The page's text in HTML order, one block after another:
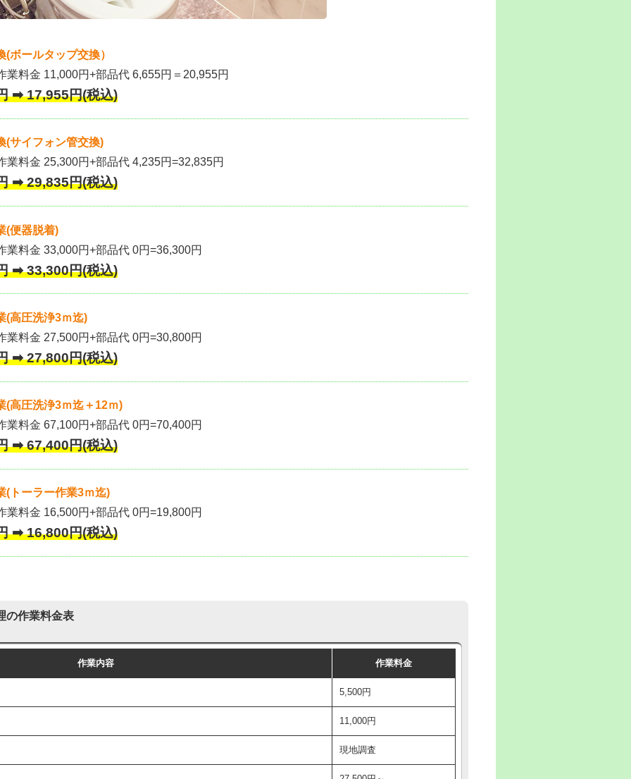
ボールタップ交換）
業料金 11,000円+部品代 6,655円＝20,955円
➡ 17,955円(税込)
(サイフォン管交換)
業料金 25,300円+部品代 4,235円=32,835円
➡ 29,835円(税込)
(便器脱着)
業料金 33,000円+部品代 0円=36,300円
➡ 33,300円(税込)
(高圧洗浄3ｍ迄)
業料金 27,500円+部品代 0円=30,800円
➡ 27,800円(税込)
(高圧洗浄3ｍ迄＋12ｍ)
業料金 67,100円+部品代 0円=70,400円
➡ 67,400円(税込)
(トーラー作業3ｍ迄)
業料金 16,500円+部品代 0円=19,800円
➡ 16,800円(税込)
の作業料金表
作業内容 作業料金
5,500円
11,000円
現地調査